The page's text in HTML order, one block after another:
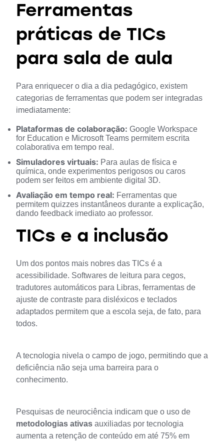
Ferramentas
práticas de TICs
para sala de aula
Para enriquecer o dia a dia pedagógico, existem
categorias de ferramentas que podem ser integradas
imediatamente:
Plataformas de colaboração: Google Workspace
for Education e Microsoft Teams permitem escrita
colaborativa em tempo real.
Simuladores virtuais: Para aulas de física e
química, onde experimentos perigosos ou caros
podem ser feitos em ambiente digital 3D.
Avaliação em tempo real: Ferramentas que
permitem quizzes instantâneos durante a explicação,
dando feedback imediato ao professor.
TICs e a inclusão
Um dos pontos mais nobres das TICs é a
acessibilidade. Softwares de leitura para cegos,
tradutores automáticos para Libras, ferramentas de
ajuste de contraste para disléxicos e teclados
adaptados permitem que a escola seja, de fato, para
todos.
A tecnologia nivela o campo de jogo, permitindo que a
deficiência não seja uma barreira para o
conhecimento.
metodologias ativas auxiliadas por tecnologia
aumenta a retenção de conteúdo em até 75% em